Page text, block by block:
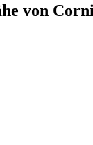
von